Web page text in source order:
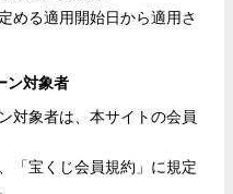
める適用開始日から適用さ
ン対象者
対象者は、本サイトの会員
「宝くじ会員規約」に規定